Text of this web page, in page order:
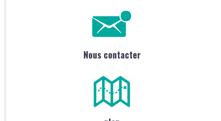
Nous contacter